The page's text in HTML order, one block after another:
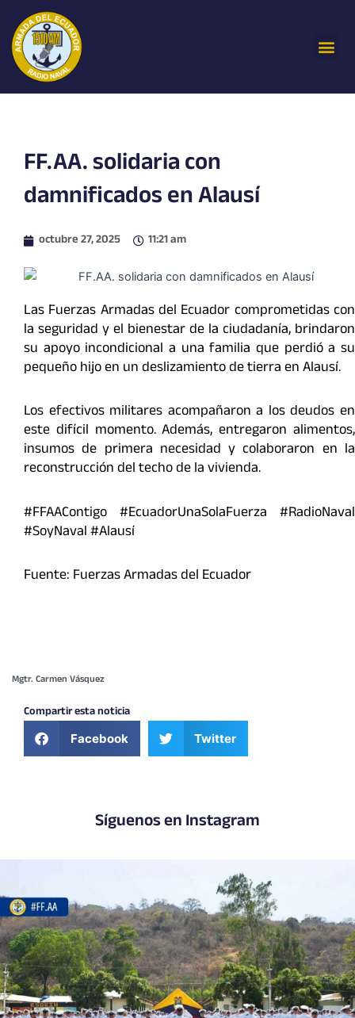
contenido
FF.AA. solidaria con
damnificados en Alausí
octubre 27, 2025 11:21 am
Las Fuerzas Armadas del Ecuador comprometidas con
la seguridad y el bienestar de la ciudadanía, brindaron
su apoyo incondicional a una familia que perdió a su
pequeño hijo en un deslizamiento de tierra en Alausí.
Los efectivos militares acompañaron a los deudos en
este difícil momento. Además, entregaron alimentos,
insumos de primera necesidad y colaboraron en la
reconstrucción del techo de la vivienda.
#FFAAContigo #EcuadorUnaSolaFuerza #RadioNaval
#SoyNaval #Alausí
Fuente: Fuerzas Armadas del Ecuador
Mgtr. Carmen Vásquez
Compartir esta noticia
Facebook Twitter
Síguenos en Instagram